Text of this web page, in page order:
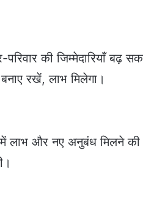
की जिम्मेदारियाँ बढ़
रखें, लाभ मिलेगा।
लाभ और नए अनुबंध मिलने की